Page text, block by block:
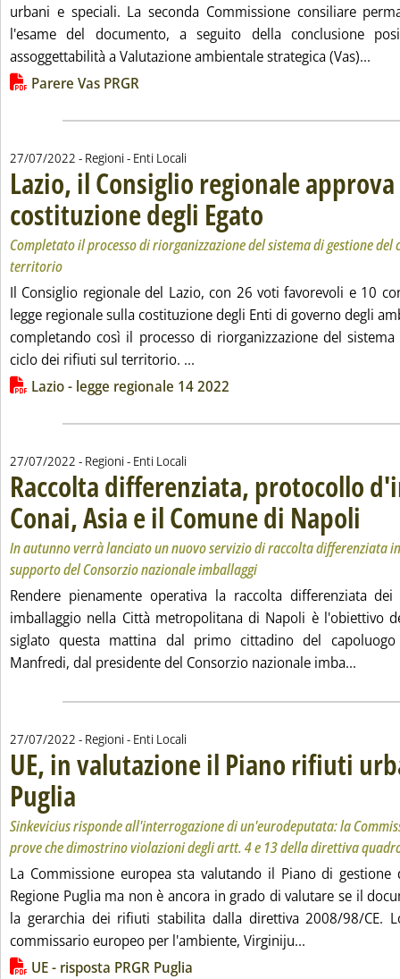
urbani e speciali. La seconda Commissione consiliare
l'esame del documento, a seguito della conclusione
assoggettabilità a Valutazione ambientale strategica (Vas)...
Lista allegati PDF alla notizia
Parere Vas PRGR
27/07/2022 - Regioni - Enti Locali
Lazio, il Consiglio regionale
costituzione degli Egato . Sottotitolo: Completato il
. Pubblicata mercoledì 27
Completato il processo di riorganizzazione del sistema di gestione
territorio
Il Consiglio regionale del Lazio, con 26 voti favorevoli e 10
legge regionale sulla costituzione degli Enti di governo degli
completando così il processo di riorganizzazione del
ciclo dei rifiuti sul territorio. ...
Lista allegati PDF alla notizia
Lazio - legge regionale 14 2022
27/07/2022 - Regioni - Enti Locali
Raccolta differenziata, protocollo
Conai, Asia e il Comune di Napoli
In autunno verrà lanciato un nuovo servizio di raccolta differenziata
supporto del Consorzio nazionale imballaggi
Rendere pienamente operativa la raccolta differenziata
imballaggio nella Città metropolitana di Napoli è l'obiettivo
siglato questa mattina dal primo cittadino del capoluogo
Manfredi, dal presidente del Consorzio nazionale imba...
27/07/2022 - Regioni - Enti Locali
UE, in valutazione il Piano rifiuti
Puglia
Sinkevicius risponde all'interrogazione di un'eurodeputata: la
prove che dimostrino violazioni degli artt. 4 e 13 della direttiva
La Commissione europea sta valutando il Piano di
Regione Puglia ma non è ancora in grado di valutare se il
la gerarchia dei rifiuti stabilita dalla direttiva 2008/98/CE.
commissario europeo per l'ambiente, Virginiju...
Lista allegati PDF alla notizia
UE - risposta PRGR Puglia